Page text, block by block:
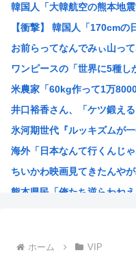
券売機でチンタラしてる鈍
【衝撃】50代女性、京大病
【画像】ディズニーのおい
小学生の時、廊下を走った
古いパソコンのUSBに挿す
中国、止められないEV製造
危険物乙4さん合格率30%の
氷河期世代『ルッキズムが
女子中学生をカッターナイ
韓国人「大韓航空の熊本地
【衝撃】 韓国人「170cm
お前らってなんでみぃ山っ
ワンピースの「世界に5種し
米農家「60kg作って1万
井口裕香さん、「ケツ鍛え
氷河期世代『ルッキズムが
海外「日本なんて行くんじ
ちいかわ映画見てきたんや
熊本県民「俺たち逆らわね
韓国人「悲報：FIFA会長に
ホーム VIP